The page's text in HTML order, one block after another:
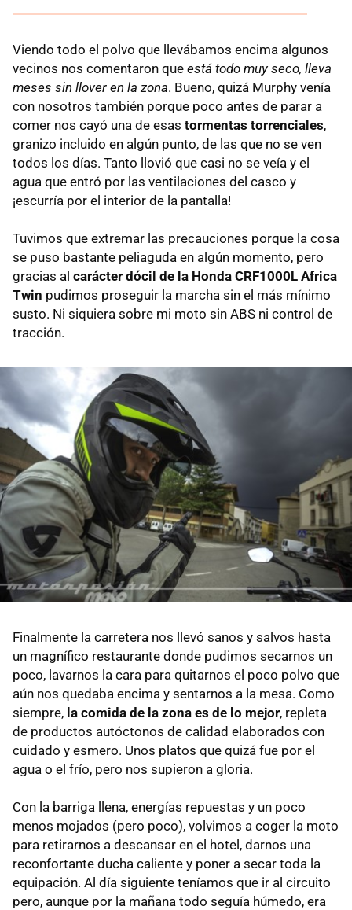
Viendo todo el polvo que llevábamos encima algunos
vecinos nos comentaron que está todo muy seco, lleva
meses sin llover en la zona. Bueno, quizá Murphy venía
con nosotros también porque poco antes de parar a
comer nos cayó una de esas tormentas torrenciales,
granizo incluido en algún punto, de las que no se ven
todos los días. Tanto llovió que casi no se veía y el
agua que entró por las ventilaciones del casco y
¡escurría por el interior de la pantalla!
Tuvimos que extremar las precauciones porque la cosa
se puso bastante peliaguda en algún momento, pero
gracias al carácter dócil de la Honda CRF1000L Africa
Twin pudimos proseguir la marcha sin el más mínimo
susto. Ni siquiera sobre mi moto sin ABS ni control de
tracción.
Finalmente la carretera nos llevó sanos y salvos hasta
un magnífico restaurante donde pudimos secarnos un
poco, lavarnos la cara para quitarnos el poco polvo que
aún nos quedaba encima y sentarnos a la mesa. Como
siempre, la comida de la zona es de lo mejor, repleta
de productos autóctonos de calidad elaborados con
cuidado y esmero. Unos platos que quizá fue por el
agua o el frío, pero nos supieron a gloria.
Con la barriga llena, energías repuestas y un poco
menos mojados (pero poco), volvimos a coger la moto
para retirarnos a descansar en el hotel, darnos una
reconfortante ducha caliente y poner a secar toda la
equipación. Al día siguiente teníamos que ir al circuito
pero, aunque por la mañana todo seguía húmedo, era